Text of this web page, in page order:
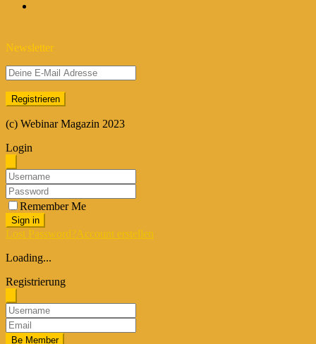
Newsletter
(c) Webinar Magazin 2023
Login
Remember Me
Sign in
Lost Password?Account erstellen
Loading...
Registrierung
Be Member